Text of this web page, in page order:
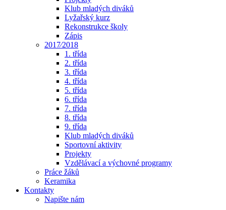
Klub mladých diváků
Lyžařský kurz
Rekonstrukce školy
Zápis
2017⁄2018
1. třída
2. třída
3. třída
4. třída
5. třída
6. třída
7. třída
8. třída
9. třída
Klub mladých diváků
Sportovní aktivity
Projekty
Vzdělávací a výchovné programy
Práce žáků
Keramika
Kontakty
Napište nám